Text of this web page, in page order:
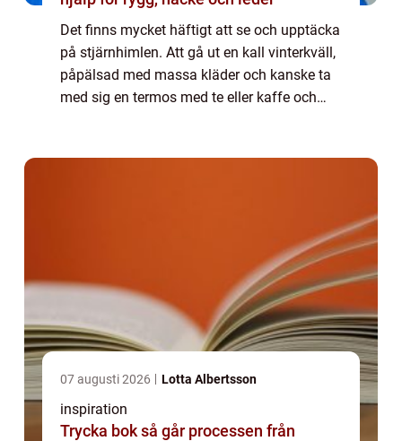
Det finns mycket häftigt att se och upptäcka
på stjärnhimlen. Att gå ut en kall vinterkväll,
påpälsad med massa kläder och kanske ta
med sig en termos med te eller kaffe och
07 augusti 2026 Lotta Albertsson
inspiration
Trycka bok så går processen från